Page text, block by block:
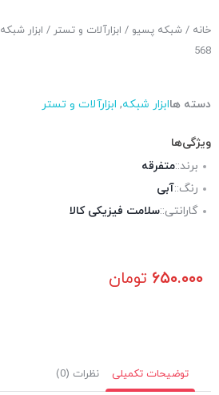
خانه / شبکه پسیو / ابزارآلات و تستر / ابزار شبکه
568
دسته هاابزار شبکه, ابزارآلات و تستر
ویژگی‌ها
برند::متفرقه
رنگ::آبی
گارانتی::سلامت فیزیکی کالا
۶۵۰.۰۰۰ تومان
توضیحات تکمیلی نظرات (0)